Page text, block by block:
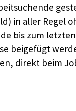
in aller Regel
bis zum
beigefügt
direkt beim